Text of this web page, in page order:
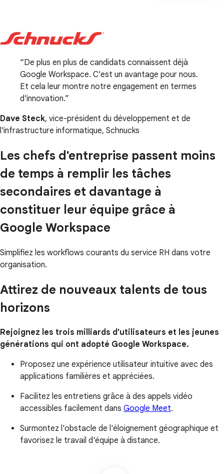
De plus en plus de candidats connaissent déjà
Google Workspace. C'est un avantage pour nous.
Et cela leur montre notre engagement en termes
d'innovation.
Dave Steck, vice-président du développement et de
l'infrastructure informatique, Schnucks
Les chefs d'entreprise passent moins
de temps à remplir les tâches
secondaires et davantage à
constituer leur équipe grâce à
Google Workspace
Simplifiez les workflows courants du service RH dans votre
organisation.
Attirez de nouveaux talents de tous
horizons
Rejoignez les trois milliards d'utilisateurs et les jeunes
générations qui ont adopté Google Workspace.
Proposez une expérience utilisateur intuitive avec des
applications familières et appréciées.
Facilitez les entretiens grâce à des appels vidéo
accessibles facilement dans Google Meet.
Surmontez l'obstacle de l'éloignement géographique et
favorisez le travail d'équipe à distance.